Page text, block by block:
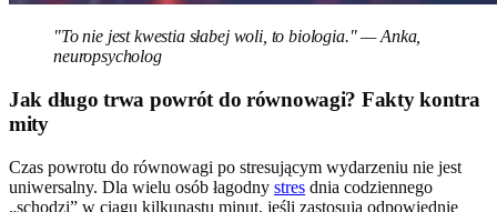
"To nie jest kwestia słabej woli, to biologia." — Anka,
neuropsycholog
Jak długo trwa powrót do równowagi? Fakty kontra
mity
Czas powrotu do równowagi po stresującym wydarzeniu nie jest
uniwersalny. Dla wielu osób łagodny stres dnia codziennego
„schodzi” w ciągu kilkunastu minut, jeśli zastosują odpowiednie